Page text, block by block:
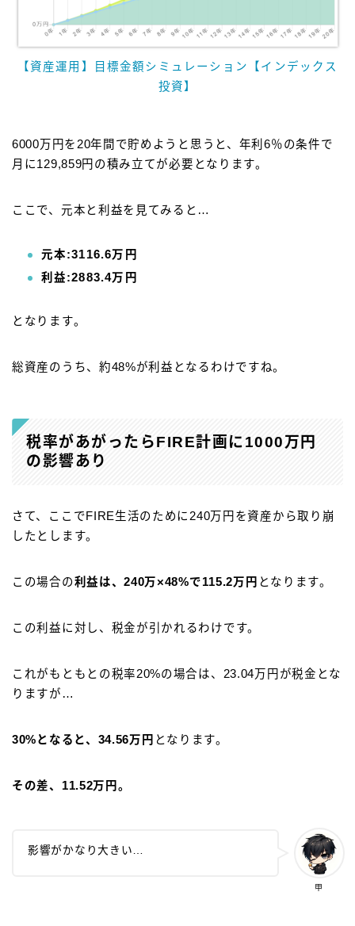
【資産運用】目標金額シミュレーション【インデックス
投資】
6000万円を20年間で貯めようと思うと、年利6％の条件で
月に129,859円の積み立てが必要となります。
ここで、元本と利益を見てみると…
元本:3116.6万円
利益:2883.4万円
となります。
総資産のうち、約48%が利益となるわけですね。
税率があがったらFIRE計画に1000万円
の影響あり
さて、ここでFIRE生活のために240万円を資産から取り崩
したとします。
この場合の利益は、240万×48%で115.2万円 となります。
この利益に対し、税金が引かれるわけです。
これがもともとの税率20%の場合は、23.04万円が税金とな
りますが…
30%となると、34.56万円 となります。
その差、11.52万円 。
甲
影響がかなり大きい…